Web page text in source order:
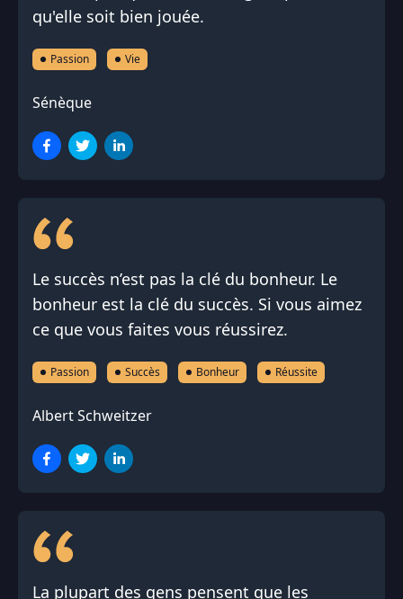
qu'elle soit bien jouée.
Passion Vie
Sénèque
Le succès n’est pas la clé du bonheur. Le
bonheur est la clé du succès. Si vous aimez
ce que vous faites vous réussirez.
Passion Succès Bonheur Réussite
Albert Schweitzer
La plupart des gens pensent que les